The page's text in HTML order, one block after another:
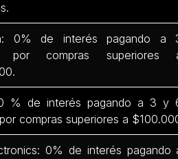
0% de interés pagando a
por compras superiores
% de interés pagando a 3 y
compras superiores a
0% de interés pagando